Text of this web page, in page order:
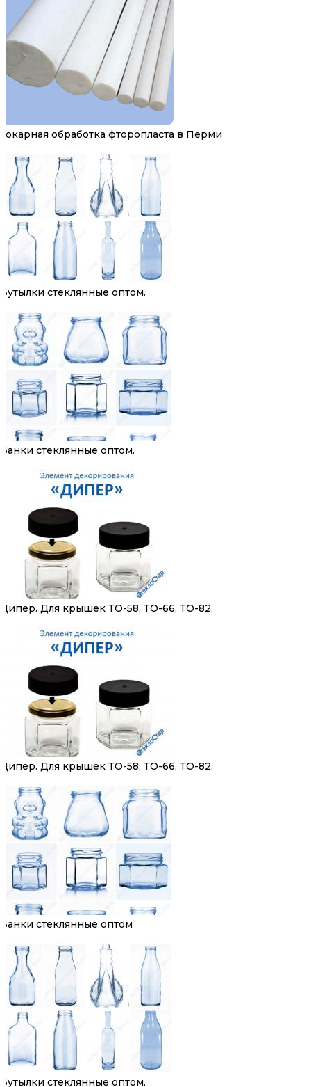
Токарная обработка фторопласта в Перми
Бутылки стеклянные оптом.
Банки стеклянные оптом.
Дипер. Для крышек ТО-58, ТО-66, ТО-82.
Дипер. Для крышек ТО-58, ТО-66, ТО-82.
Банки стеклянные оптом
Бутылки стеклянные оптом.